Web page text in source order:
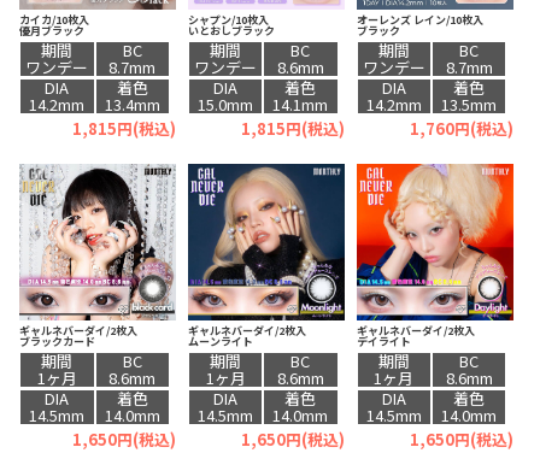
カイカ/10枚入
優月ブラック
期間
ワンデー
BC
8.7mm
DIA
14.2mm
着色
13.4mm
1,815円(税込)
シャプン/10枚入
いとおしブラック
期間
ワンデー
BC
8.6mm
DIA
15.0mm
着色
14.1mm
1,815円(税込)
オーレンズ レイン/10枚入
ブラック
期間
ワンデー
BC
8.7mm
DIA
14.2mm
着色
13.5mm
1,760円(税込)
ギャルネバーダイ/2枚入
ブラックカード
期間
1ヶ月
BC
8.6mm
DIA
14.5mm
着色
14.0mm
1,650円(税込)
ギャルネバーダイ/2枚入
ムーンライト
期間
1ヶ月
BC
8.6mm
DIA
14.5mm
着色
14.0mm
1,650円(税込)
ギャルネバーダイ/2枚入
デイライト
期間
1ヶ月
BC
8.6mm
DIA
14.5mm
着色
14.0mm
1,650円(税込)